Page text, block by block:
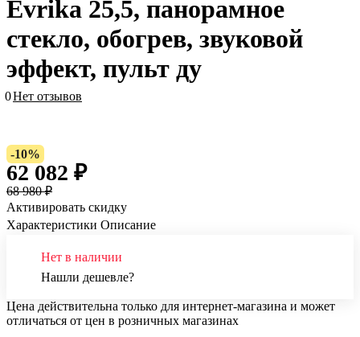
Evrika 25,5, панорамное
стекло, обогрев, звуковой
эффект, пульт ду
0Нет отзывов
-10%
62 082 ₽
68 980 ₽
Активировать скидку
Характеристики Описание
Нет в наличии
Нашли дешевле?
Цена действительна только для интернет-магазина и может
отличаться от цен в розничных магазинах